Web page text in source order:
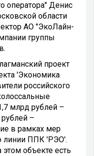
оператора" Денис
области
АО "ЭкоЛайн-
группы
проект
'Экономика
российского
млрд рублей –
–
в рамках мер
линии ППК 'РЭО'.
объекте есть